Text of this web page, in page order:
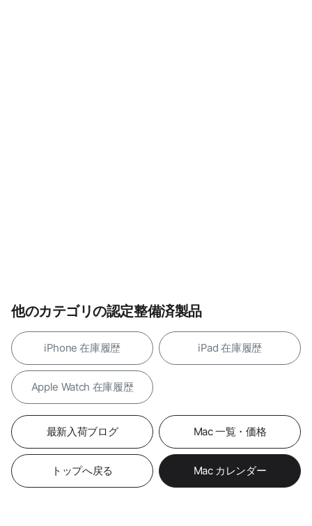
他のカテゴリの認定整備済製品
iPhone 在庫履歴 iPad 在庫履歴
Apple Watch 在庫履歴
最新入荷ブログ Mac 一覧・価格
トップへ戻る Mac カレンダー